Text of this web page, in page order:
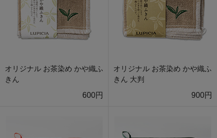
オリジナル お茶染め かや織ふ
きん
600円
オリジナル お茶染め かや織ふ
きん 大判
900円